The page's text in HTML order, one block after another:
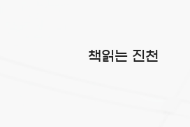
책읽는 진천